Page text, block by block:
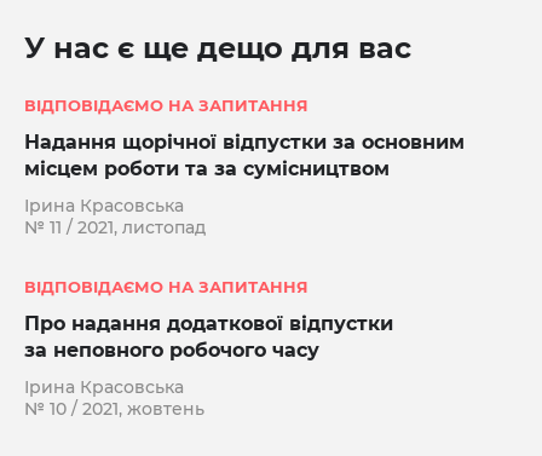
У нас є ще дещо для вас
ВІДПОВІДАЄМО НА ЗАПИТАННЯ
Надання щорічної відпустки за основним
місцем роботи та за сумісництвом
Ірина Красовська
№ 11 / 2021, листопад
ВІДПОВІДАЄМО НА ЗАПИТАННЯ
Про надання додаткової відпустки
за неповного робочого часу
Ірина Красовська
№ 10 / 2021, жовтень